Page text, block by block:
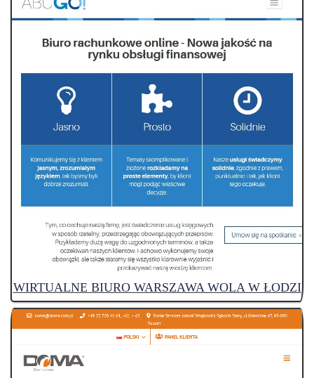
WIRTUALNE BIURO WARSZAWA WOLA W ŁODZI